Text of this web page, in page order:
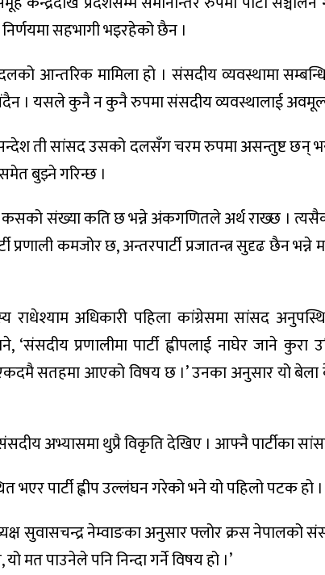
सहभागी भइरहेको छैन ।
आन्तरिक मामिला हो । संसदीय व्यवस्थामा
। यसले कुनै न कुनै रुपमा संसदीय व्यवस्थालाई
ती सांसद उसको दलसँग चरम रुपमा असन्तुष्ट छन्
बुझ्ने गरिन्छ ।
संख्या कति छ भन्ने अंकगणितले अर्थ राख्छ । त्यसैको
प्रणाली कमजोर छ, अन्तरपार्टी प्रजातन्त्र सुदृढ छैन भन्ने
राधेश्याम अधिकारी पहिला कांग्रेसमा सांसद
प्रणालीमा पार्टी ह्वीपलाई नाघेर जाने
एकदमै सतहमा आएको विषय छ ।’ उनका अनुसार यो
अभ्यासमा थुप्रै विकृति देखिए । आफ्नै पार्टीका
भएर पार्टी ह्वीप उल्लंघन गरेको भने यो पहिलो पटक हो ।
सुवासचन्द्र नेम्वाङका अनुसार फ्लोर क्रस नेपालको
यो मत पाउनेले पनि निन्दा गर्ने विषय हो ।’